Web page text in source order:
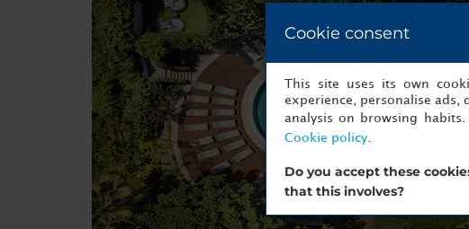
Cookie consent
This site uses its own
experience, personalise ads,
analysis on browsing
Cookie policy.
Do you accept these
that this involves?